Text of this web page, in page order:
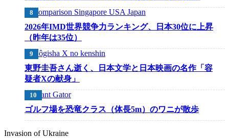
2026年IMD世界競争力ランキング、日本30位に上昇
（昨年は35位）
東野圭吾さん逝く、日本文学と日本映画の名作「容
疑者Xの献身」
ゴルフ場を恐竜クラス（体長5m）のワニが散歩
Invasion of Ukraine